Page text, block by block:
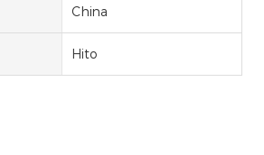
China
Hito